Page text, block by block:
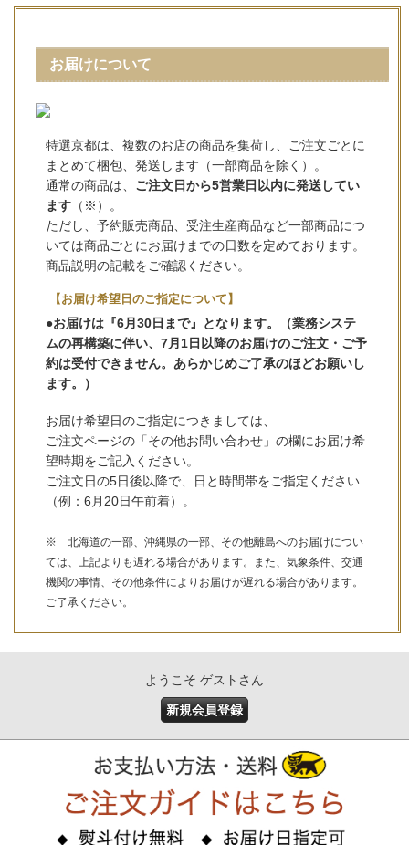
お届けについて
特選京都は、複数のお店の商品を集荷し、ご注文ごとに
まとめて梱包、発送します（一部商品を除く）。
通常の商品は、 ご注文日から5営業日以内に発送してい
ます （※）。
ただし、予約販売商品、受注生産商品など一部商品につ
いては商品ごとにお届けまでの日数を定めております。
商品説明の記載をご確認ください。
【お届け希望日のご指定について】
●お届けは『6月30日まで』となります。（業務システ
ムの再構築に伴い、7月1日以降のお届けのご注文・ご予
約は受付できません。あらかじめご了承のほどお願いし
ます。）
お届け希望日のご指定につきましては、
ご注文ページの「その他お問い合わせ」の欄にお届け希
望時期をご記入ください。
ご注文日の5日後以降で、日と時間帯をご指定ください
（例：6月20日午前着）。
※ 北海道の一部、沖縄県の一部、その他離島へのお届けについ
ては、上記よりも遅れる場合があります。また、気象条件、交通
機関の事情、その他条件によりお届けが遅れる場合があります。
ご了承ください。
ようこそ ゲストさん
新規会員登録